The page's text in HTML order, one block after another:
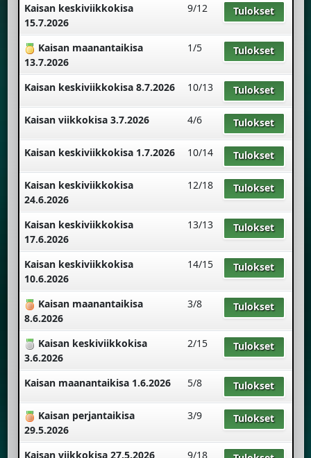
Kaisan keskiviikkokisa
15.7.2026
9/12 Tulokset
Kaisan maanantaikisa
13.7.2026
1/5 Tulokset
Kaisan keskiviikkokisa 8.7.2026 10/13 Tulokset
Kaisan viikkokisa 3.7.2026 4/6 Tulokset
Kaisan keskiviikkokisa 1.7.2026 10/14 Tulokset
Kaisan keskiviikkokisa
24.6.2026
12/18 Tulokset
Kaisan keskiviikkokisa
17.6.2026
13/13 Tulokset
Kaisan keskiviikkokisa
10.6.2026
14/15 Tulokset
Kaisan maanantaikisa
8.6.2026
3/8 Tulokset
Kaisan keskiviikkokisa
3.6.2026
2/15 Tulokset
Kaisan maanantaikisa 1.6.2026 5/8 Tulokset
Kaisan perjantaikisa
29.5.2026
3/9 Tulokset
Kaisan viikkokisa 27.5.2026 9/18